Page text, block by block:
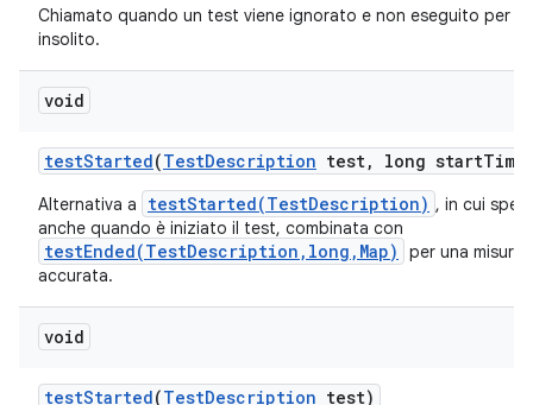
Chiamato quando un test viene ignorato e non eseguito per
insolito.
void
testStarted(TestDescription test, long start
Alternativa a testStarted(TestDescription) , in cui
anche quando è iniziato il test, combinata con
testEnded(TestDescription,long,Map)
per una
accurata.
void
testStarted(TestDescription test)